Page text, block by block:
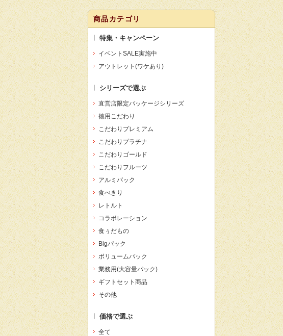
商品カテゴリ
特集・キャンペーン
イベントSALE実施中
アウトレット(ワケあり)
シリーズで選ぶ
直営店限定パッケージシリーズ
徳用こだわり
こだわりプレミアム
こだわりプラチナ
こだわりゴールド
こだわりフルーツ
アルミパック
食べきり
レトルト
コラボレーション
食ぅだもの
Bigパック
ボリュームパック
業務用(大容量パック)
ギフトセット商品
その他
価格で選ぶ
全て